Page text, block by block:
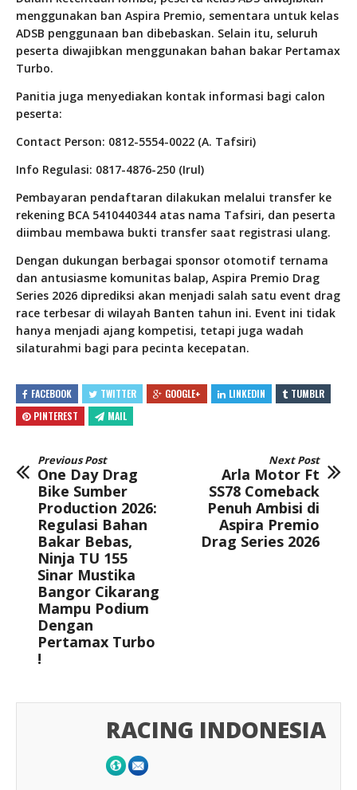
menggunakan ban Aspira Premio, sementara untuk kelas
ADSB penggunaan ban dibebaskan. Selain itu, seluruh
peserta diwajibkan menggunakan bahan bakar Pertamax
Turbo.
Panitia juga menyediakan kontak informasi bagi calon
peserta:
Contact Person: 0812-5554-0022 (A. Tafsiri)
Info Regulasi: 0817-4876-250 (Irul)
Pembayaran pendaftaran dilakukan melalui transfer ke
rekening BCA 5410440344 atas nama Tafsiri, dan peserta
diimbau membawa bukti transfer saat registrasi ulang.
Dengan dukungan berbagai sponsor otomotif ternama
dan antusiasme komunitas balap, Aspira Premio Drag
Series 2026 diprediksi akan menjadi salah satu event drag
race terbesar di wilayah Banten tahun ini. Event ini tidak
hanya menjadi ajang kompetisi, tetapi juga wadah
silaturahmi bagi para pecinta kecepatan.
FACEBOOK TWITTER GOOGLE+ LINKEDIN
TUMBLR
PINTEREST
MAIL
Previous Post
One Day Drag
Bike Sumber
Production 2026:
Regulasi Bahan
Bakar Bebas,
Ninja TU 155
Sinar Mustika
Bangor Cikarang
Mampu Podium
Dengan
Pertamax Turbo
!
Next Post
Arla Motor Ft
SS78 Comeback
Penuh Ambisi di
Aspira Premio
Drag Series 2026
RACING INDONESIA